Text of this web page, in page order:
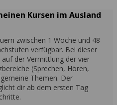
Kursen im Ausland
zwischen 1 Woche und 48
verfügbar. Bei dieser
der Vermittlung der vier
(Sprechen, Hören,
Themen. Der
dir ab dem ersten Tag